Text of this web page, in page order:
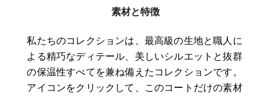
素材と特徴
私たちのコレクションは、最高級の生地と職人に
よる精巧なディテール、美しいシルエットと抜群
の保温性すべてを兼ね備えたコレクションです。
アイコンをクリックして、このコートだけの素材